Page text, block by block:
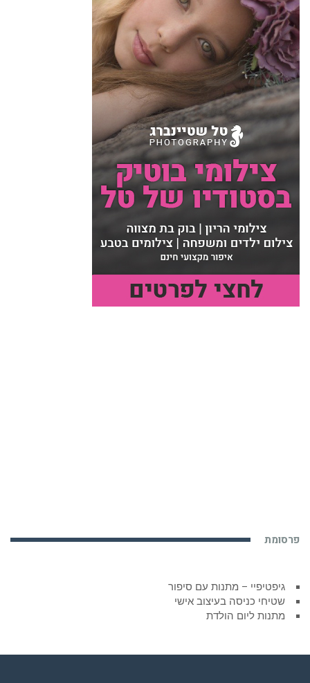
פרסומת
גיפטיפיי – מתנות עם סיפור
שטיחי כניסה בעיצוב אישי
מתנות ליום הולדת